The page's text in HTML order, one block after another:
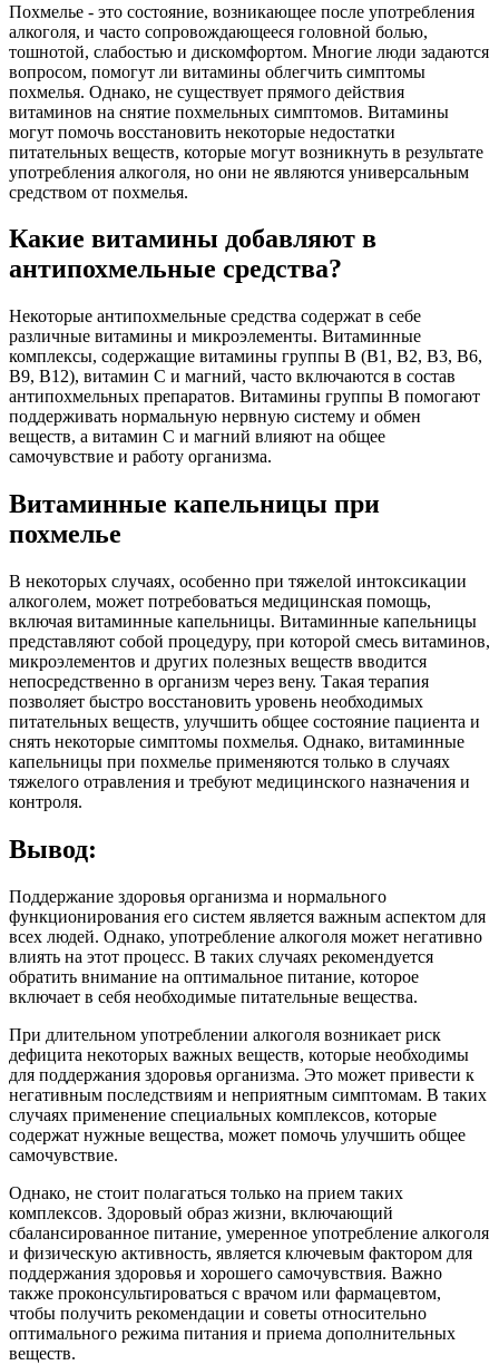
Похмелье - это состояние, возникающее после употребления
алкоголя, и часто сопровождающееся головной болью,
тошнотой, слабостью и дискомфортом. Многие люди задаются
вопросом, помогут ли витамины облегчить симптомы
похмелья. Однако, не существует прямого действия
витаминов на снятие похмельных симптомов. Витамины
могут помочь восстановить некоторые недостатки
питательных веществ, которые могут возникнуть в результате
употребления алкоголя, но они не являются универсальным
средством от похмелья.
Какие витамины добавляют в
антипохмельные средства?
Некоторые антипохмельные средства содержат в себе
различные витамины и микроэлементы. Витаминные
комплексы, содержащие витамины группы В (B1, B2, B3, B6,
B9, B12), витамин С и магний, часто включаются в состав
антипохмельных препаратов. Витамины группы В помогают
поддерживать нормальную нервную систему и обмен
веществ, а витамин С и магний влияют на общее
самочувствие и работу организма.
Витаминные капельницы при
похмелье
В некоторых случаях, особенно при тяжелой интоксикации
алкоголем, может потребоваться медицинская помощь,
включая витаминные капельницы. Витаминные капельницы
представляют собой процедуру, при которой смесь витаминов,
микроэлементов и других полезных веществ вводится
непосредственно в организм через вену. Такая терапия
позволяет быстро восстановить уровень необходимых
питательных веществ, улучшить общее состояние пациента и
снять некоторые симптомы похмелья. Однако, витаминные
капельницы при похмелье применяются только в случаях
тяжелого отравления и требуют медицинского назначения и
контроля.
Вывод:
Поддержание здоровья организма и нормального
функционирования его систем является важным аспектом для
всех людей. Однако, употребление алкоголя может негативно
влиять на этот процесс. В таких случаях рекомендуется
обратить внимание на оптимальное питание, которое
включает в себя необходимые питательные вещества.
При длительном употреблении алкоголя возникает риск
дефицита некоторых важных веществ, которые необходимы
для поддержания здоровья организма. Это может привести к
негативным последствиям и неприятным симптомам. В таких
случаях применение специальных комплексов, которые
содержат нужные вещества, может помочь улучшить общее
самочувствие.
Однако, не стоит полагаться только на прием таких
комплексов. Здоровый образ жизни, включающий
сбалансированное питание, умеренное употребление алкоголя
и физическую активность, является ключевым фактором для
поддержания здоровья и хорошего самочувствия. Важно
также проконсультироваться с врачом или фармацевтом,
чтобы получить рекомендации и советы относительно
оптимального режима питания и приема дополнительных
веществ.